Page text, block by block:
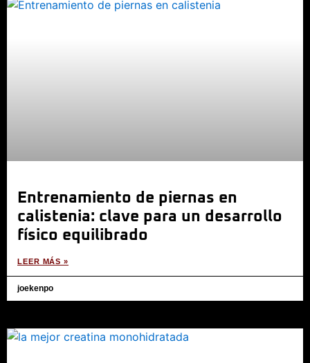
Entrenamiento de piernas en
calistenia: clave para un desarrollo
físico equilibrado
LEER MÁS »
joekenpo